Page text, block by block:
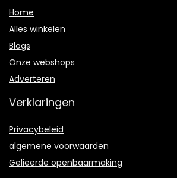
Home
Alles winkelen
Blogs
Onze webshops
Adverteren
Verklaringen
Privacybeleid
algemene voorwaarden
Gelieerde openbaarmaking